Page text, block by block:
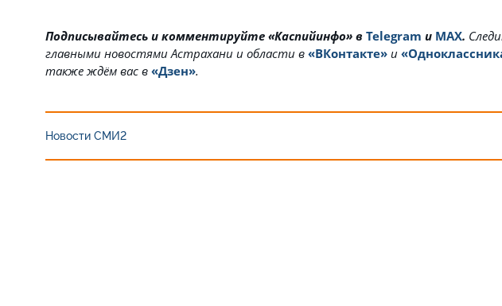
Подписывайтесь и комментируйте «Каспийинфо» в Telegram и MAX.
главными новостями Астрахани и области в «ВКонтакте» и
также ждём вас в «Дзен».
Новости СМИ2